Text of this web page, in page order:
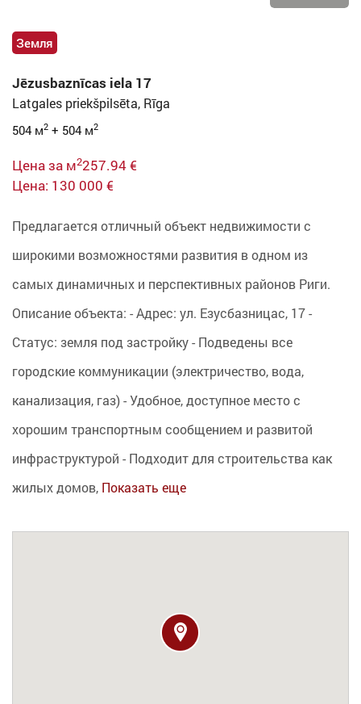
Земля
Jēzusbaznīcas iela 17
Latgales priekšpilsēta, Rīga
504 м2 + 504 м2
Цена за м2257.94 €
Цена: 130 000 €
Предлагается отличный объект недвижимости с
широкими возможностями развития в одном из
самых динамичных и перспективных районов Риги.
Описание объекта: - Адрес: ул. Езусбазницас, 17 -
Статус: земля под застройку - Подведены все
городские коммуникации (электричество, вода,
канализация, газ) - Удобное, доступное место с
хорошим транспортным сообщением и развитой
инфраструктурой - Подходит для строительства как
жилых домов, Показать еще